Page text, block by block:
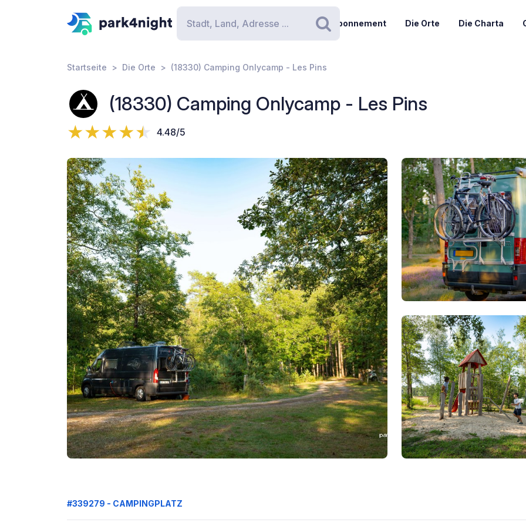
Suchen
Abonnement Die Orte Die Charta
Startseite Die Orte (18330) Camping Onlycamp - Les Pins
(18330) Camping Onlycamp - Les Pins
4.48/5
#339279 - CAMPINGPLATZ